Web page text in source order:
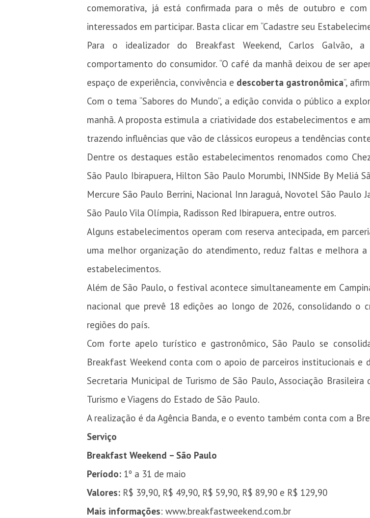
comemorativa, já está confirmada para o mês de outubro e
interessados em participar. Basta clicar em “Cadastre seu
Para o idealizador do Breakfast Weekend, Carlos Galvão,
comportamento do consumidor. “O café da manhã deixou de ser
espaço de experiência, convivência e descoberta gastronômica”,
Com o tema “Sabores do Mundo”, a edição convida o público a
manhã. A proposta estimula a criatividade dos estabelecimentos e
trazendo influências que vão de clássicos europeus a tendências
Dentre os destaques estão estabelecimentos renomados como
São Paulo Ibirapuera, Hilton São Paulo Morumbi, INNSide By Meliá
Mercure São Paulo Berrini, Nacional Inn Jaraguá, Novotel São Paulo
São Paulo Vila Olímpia, Radisson Red Ibirapuera, entre outros.
Alguns estabelecimentos operam com reserva antecipada, em
uma melhor organização do atendimento, reduz faltas e melhora
estabelecimentos.
Além de São Paulo, o festival acontece simultaneamente em
nacional que prevê 18 edições ao longo de 2026, consolidando o
regiões do país.
Com forte apelo turístico e gastronômico, São Paulo se
Breakfast Weekend conta com o apoio de parceiros institucionais e
Secretaria Municipal de Turismo de São Paulo, Associação
Turismo e Viagens do Estado de São Paulo.
A realização é da Agência Banda, e o evento também conta com a
Serviço
Breakfast Weekend – São Paulo
Período: 1º a 31 de maio
Valores: R$ 39,90, R$ 49,90, R$ 59,90, R$ 89,90 e R$ 129,90
Mais informações: www.breakfastweekend.com.br